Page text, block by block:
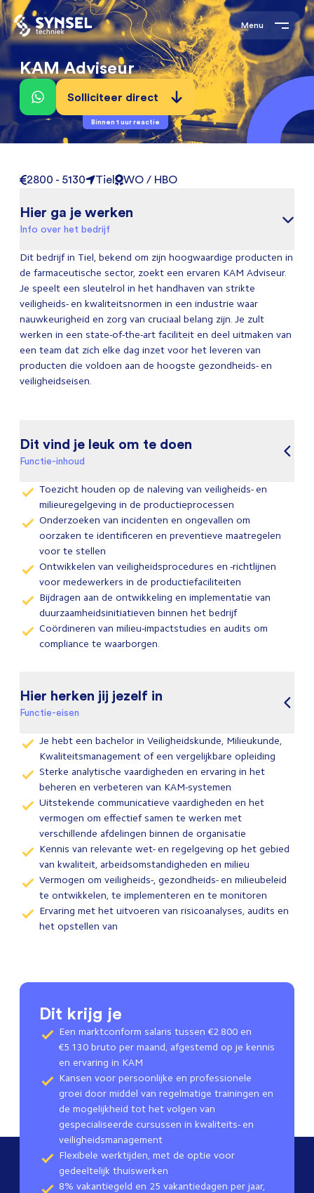
Menu
KAM Adviseur
Solliciteer direct
Binnen 1 uur reactie
2800 - 5130 Tiel WO / HBO
Hier ga je werken
Info over het bedrijf
Dit bedrijf in Tiel, bekend om zijn hoogwaardige producten in
de farmaceutische sector, zoekt een ervaren KAM Adviseur.
Je speelt een sleutelrol in het handhaven van strikte
veiligheids- en kwaliteitsnormen in een industrie waar
nauwkeurigheid en zorg van cruciaal belang zijn. Je zult
werken in een state-of-the-art faciliteit en deel uitmaken van
een team dat zich elke dag inzet voor het leveren van
producten die voldoen aan de hoogste gezondheids- en
veiligheidseisen.
Dit vind je leuk om te doen
Functie-inhoud
Toezicht houden op de naleving van veiligheids- en
milieuregelgeving in de productieprocessen
Onderzoeken van incidenten en ongevallen om
oorzaken te identificeren en preventieve maatregelen
voor te stellen
Ontwikkelen van veiligheidsprocedures en -richtlijnen
voor medewerkers in de productiefaciliteiten
Bijdragen aan de ontwikkeling en implementatie van
duurzaamheidsinitiatieven binnen het bedrijf
Coördineren van milieu-impactstudies en audits om
compliance te waarborgen.
Hier herken jij jezelf in
Functie-eisen
Je hebt een bachelor in Veiligheidskunde, Milieukunde,
Kwaliteitsmanagement of een vergelijkbare opleiding
Sterke analytische vaardigheden en ervaring in het
beheren en verbeteren van KAM-systemen
Uitstekende communicatieve vaardigheden en het
vermogen om effectief samen te werken met
verschillende afdelingen binnen de organisatie
Kennis van relevante wet- en regelgeving op het gebied
van kwaliteit, arbeidsomstandigheden en milieu
Vermogen om veiligheids-, gezondheids- en milieubeleid
te ontwikkelen, te implementeren en te monitoren
Ervaring met het uitvoeren van risicoanalyses, audits en
het opstellen van
Dit krijg je
Een marktconform salaris tussen €2.800 en
€5.130 bruto per maand, afgestemd op je kennis
en ervaring in KAM
Kansen voor persoonlijke en professionele
groei door middel van regelmatige trainingen en
de mogelijkheid tot het volgen van
gespecialiseerde cursussen in kwaliteits- en
veiligheidsmanagement
Flexibele werktijden, met de optie voor
gedeeltelijk thuiswerken
8% vakantiegeld en 25 vakantiedagen per jaar,